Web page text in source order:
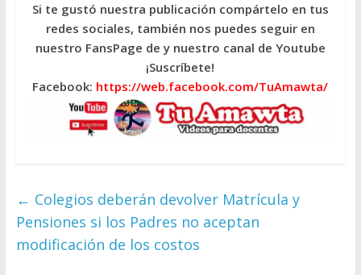
Si te gustó nuestra publicación compártelo en tus
redes sociales, también nos puedes seguir en
nuestro FansPage de y nuestro canal de Youtube
¡Suscríbete!
Facebook: https://web.facebook.com/TuAmawta/
← Colegios deberán devolver Matrícula y
Pensiones si los Padres no aceptan
modificación de los costos